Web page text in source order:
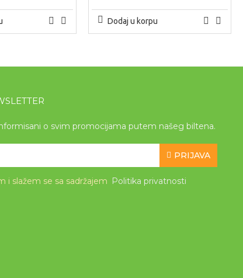
Dodaj u korpu
o svim promocijama putem našeg biltena.
PRIJAVA
i slažem se sa sadržajem Politika privatnosti